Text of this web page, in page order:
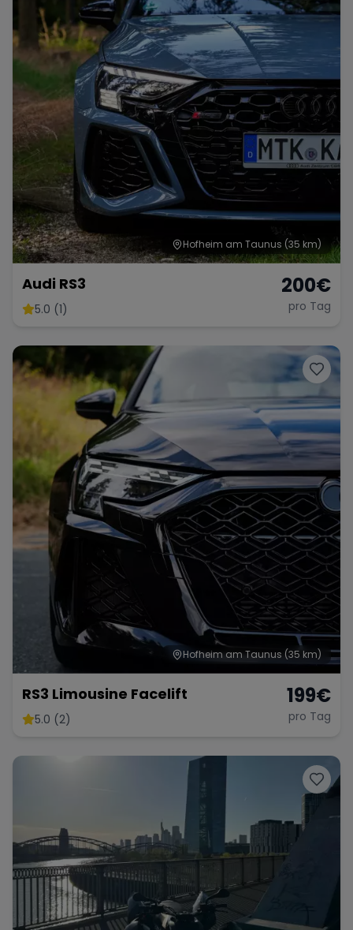
Hofheim am Taunus (35 km)
Audi RS3
5.0 (1)
200€
pro Tag
Hofheim am Taunus (35 km)
RS3 Limousine Facelift
5.0 (2)
199€
pro Tag